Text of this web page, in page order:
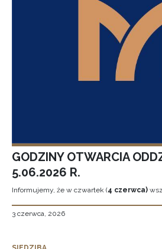
GODZINY OTWARCIA
5.06.2026 R.
Informujemy, że w czwartek (4 czerwca)
3 czerwca, 2026